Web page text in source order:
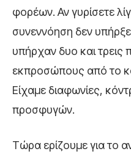
φορέων. Αν γυρίσετε
συνεννόηση δεν υπήρξε
υπήρχαν δυο και τρεις
εκπροσώπους από το
Είχαμε διαφωνίες,
προσφυγών.
Τώρα ερίζουμε για το